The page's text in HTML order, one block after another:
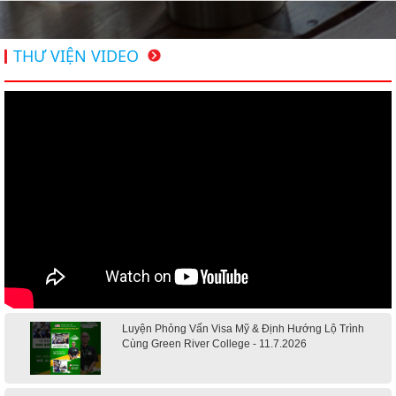
THƯ VIỆN VIDEO
Luyện Phỏng Vấn Visa Mỹ & Định Hướng Lộ Trình
Cùng Green River College - 11.7.2026